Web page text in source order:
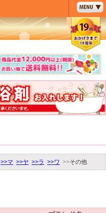
>>マ >>ヤ >>ラ >>ワ >>その他